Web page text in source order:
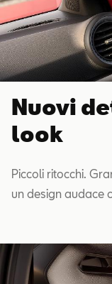
Nuovi
look
Piccoli ritocchi.
un design audace